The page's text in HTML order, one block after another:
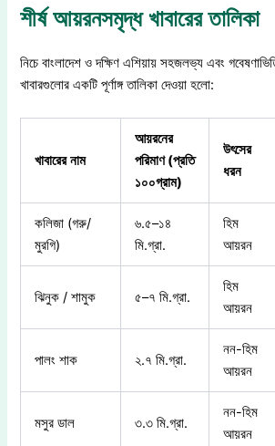
শীর্ষ আয়রনসমৃদ্ধ খাবারের তালিকা
নিচে বাংলাদেশ ও দক্ষিণ এশিয়ায় সহজলভ্য এবং
খাবারগুলোর একটি পূর্ণাঙ্গ তালিকা দেওয়া হলো:
খাবারের নাম
আয়রনের
পরিমাণ(প্রতি
১০০গ্রাম)
উৎসের
ধরন
কলিজা (গরু/
মুরগি)
৬.৫–১৪
মি.গ্রা.
হিম
আয়রন
ঝিনুক / শামুক ৫–৭ মি.গ্রা.
হিম
আয়রন
পালং শাক ২.৭ মি.গ্রা.
নন-হিম
আয়রন
মসুর ডাল ৩.৩ মি.গ্রা.
নন-হিম
আয়রন